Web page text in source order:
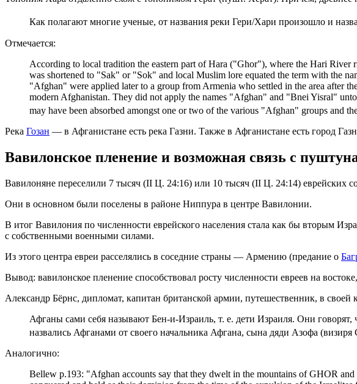
Как полагают многие ученые, от названия реки Гери/Хари произошло и
Отмечается:
According to local tradition the eastern part of Hara ("Ghor"), where the Hari
was shortened to "Sak" or "Sok" and local Muslim lore equated the term with the
"Afghan" were applied later to a group from Armenia who settled in the area after
modern Afghanistan. They did not apply the names "Afghan" and "Bnei Yisral"
may have been absorbed amongst one or two of the various "Afghan" groups and
Река Гозан — в Афганистане есть река Газни. Также в Афганистане есть город
Вавилонское пленение и возможная связь с
Вавилоняне переселили 7 тысяч (II Ц. 24:16) или 10 тысяч (II Ц. 24:14) еврейских
Они в основном были поселены в районе Ниппура в центре Вавилонии.
В итог Вавилония по численности еврейского населения стала как бы вторым
с собственными военными силами.
Из этого центра евреи расселялись в соседние страны — Армению (предание о
Вывод: вавилонское пленение способствовал росту численности евреев на
Александр Бёрнс, дипломат, капитан британской армии, путешественник, в своей
Афганы сами себя называют Бен-и-Израиль, т. е. дети Израиля. Они
назвались Афганами от своего начальника Афгана, сына дяди Азофа
Аналогично:
Bellew p.193: "Afghan accounts say that they dwelt in the mountains of GHOR